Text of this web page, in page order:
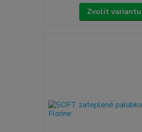
Zvolit variantu